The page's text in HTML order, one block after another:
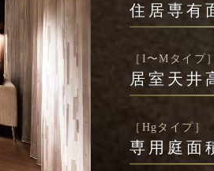
住居専有
［I〜Mタイプ］
居室天井
［Hgタイプ］
専用庭面